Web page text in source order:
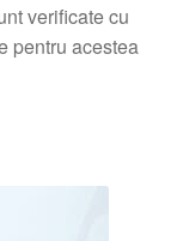
verificate cu
pentru acestea